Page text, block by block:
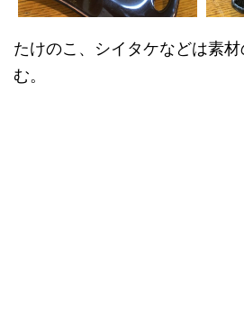
たけのこ、シイタケなどは素
む。